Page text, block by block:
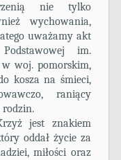
nie tylko
wychowania,
uważamy akt
im.
woj. pomorskim,
kosza na śmieci,
raniący
jest znakiem
oddał życie za
miłości oraz